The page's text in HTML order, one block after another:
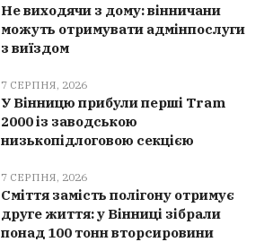
Не виходячи з дому: вінничани
можуть отримувати адмінпослуги
з виїздом
7 СЕРПНЯ, 2026
У Вінницю прибули перші Tram
2000 із заводською
низькопідлоговою секцією
7 СЕРПНЯ, 2026
Сміття замість полігону отримує
друге життя: у Вінниці зібрали
понад 100 тонн вторсировини